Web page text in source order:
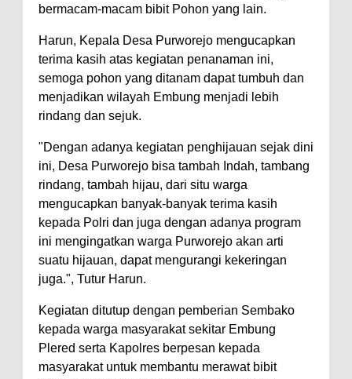
bermacam-macam bibit Pohon yang lain.
Harun, Kepala Desa Purworejo mengucapkan
terima kasih atas kegiatan penanaman ini,
semoga pohon yang ditanam dapat tumbuh dan
menjadikan wilayah Embung menjadi lebih
rindang dan sejuk.
"Dengan adanya kegiatan penghijauan sejak dini
ini, Desa Purworejo bisa tambah Indah, tambang
rindang, tambah hijau, dari situ warga
mengucapkan banyak-banyak terima kasih
kepada Polri dan juga dengan adanya program
ini mengingatkan warga Purworejo akan arti
suatu hijauan, dapat mengurangi kekeringan
juga.", Tutur Harun.
Kegiatan ditutup dengan pemberian Sembako
kepada warga masyarakat sekitar Embung
Plered serta Kapolres berpesan kepada
masyarakat untuk membantu merawat bibit